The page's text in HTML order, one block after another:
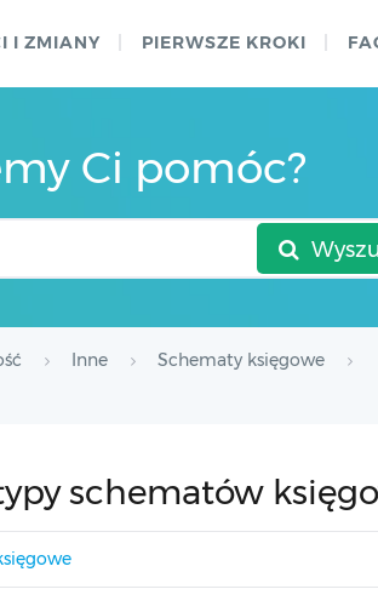
I ZMIANY PIERWSZE KROKI
Ci pomóc?
Inne
Schematy księgowe
schematów